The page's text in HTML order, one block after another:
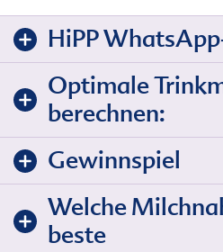
HiPP
Optimale
berechnen:
Gewinnspiel
Welche
beste